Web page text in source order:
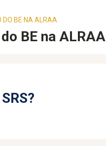
DO BE NA ALRAA
BE na ALRAA